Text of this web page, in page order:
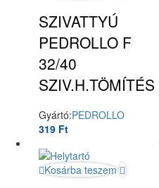
SZIVATTYÚ
PEDROLLO F
32/40
SZIV.H.TÖMÍTÉS
Gyártó:PEDROLLO
319 Ft
Kosárba teszem